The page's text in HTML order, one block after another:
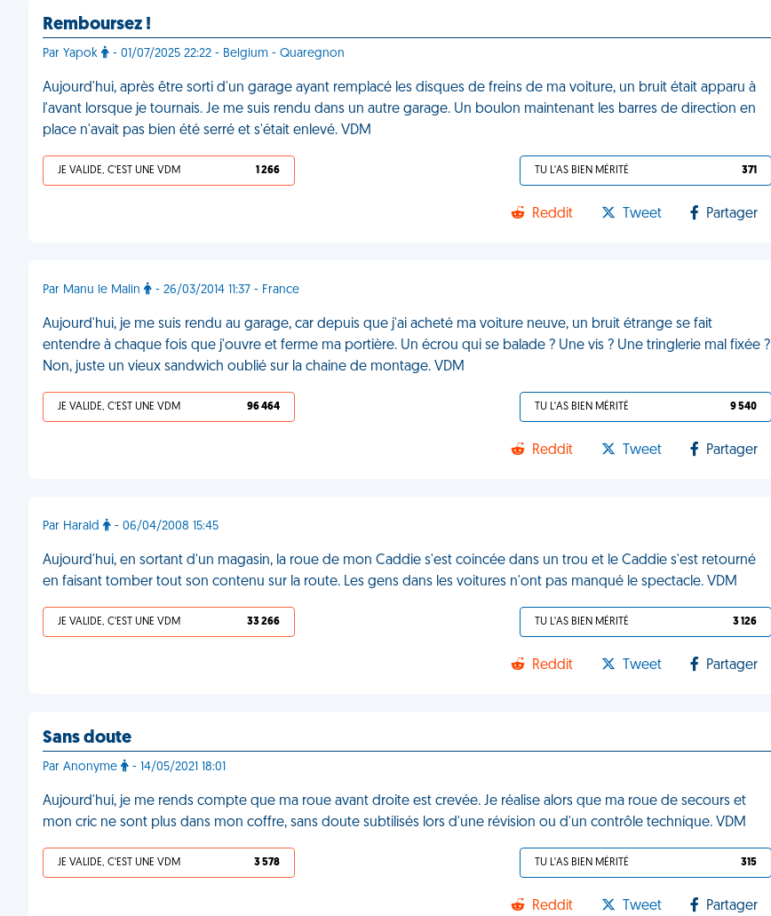
Remboursez !
Par Yapok - 01/07/2025 22:22 - Belgium - Quaregnon
Aujourd'hui, après être sorti d'un garage ayant remplacé les disques de freins de ma voiture, un bruit était apparu à
l'avant lorsque je tournais. Je me suis rendu dans un autre garage. Un boulon maintenant les barres de direction en
place n'avait pas bien été serré et s'était enlevé. VDM
JE VALIDE, C'EST UNE VDM 1 266 TU L'AS BIEN MÉRITÉ 371
Reddit Tweet Partager
Par Manu le Malin - 26/03/2014 11:37 - France
Aujourd'hui, je me suis rendu au garage, car depuis que j'ai acheté ma voiture neuve, un bruit étrange se fait
entendre à chaque fois que j'ouvre et ferme ma portière. Un écrou qui se balade ? Une vis ? Une tringlerie mal fixée ?
Non, juste un vieux sandwich oublié sur la chaine de montage. VDM
JE VALIDE, C'EST UNE VDM 96 464 TU L'AS BIEN MÉRITÉ 9 540
Reddit Tweet Partager
Par Harald - 06/04/2008 15:45
Aujourd'hui, en sortant d'un magasin, la roue de mon Caddie s'est coincée dans un trou et le Caddie s'est retourné
en faisant tomber tout son contenu sur la route. Les gens dans les voitures n'ont pas manqué le spectacle. VDM
JE VALIDE, C'EST UNE VDM 33 266 TU L'AS BIEN MÉRITÉ 3 126
Reddit Tweet Partager
Sans doute
Par Anonyme - 14/05/2021 18:01
Aujourd'hui, je me rends compte que ma roue avant droite est crevée. Je réalise alors que ma roue de secours et
mon cric ne sont plus dans mon coffre, sans doute subtilisés lors d'une révision ou d'un contrôle technique. VDM
JE VALIDE, C'EST UNE VDM 3 578 TU L'AS BIEN MÉRITÉ 315
Reddit Tweet Partager